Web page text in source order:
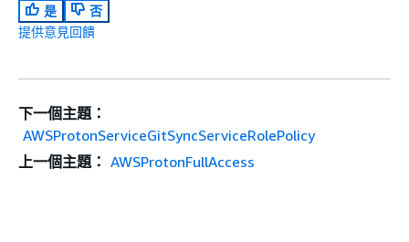
是
否
提供意見回饋
下一個主題：
AWSProtonServiceGitSyncServiceRolePolicy
上一個主題： AWSProtonFullAccess